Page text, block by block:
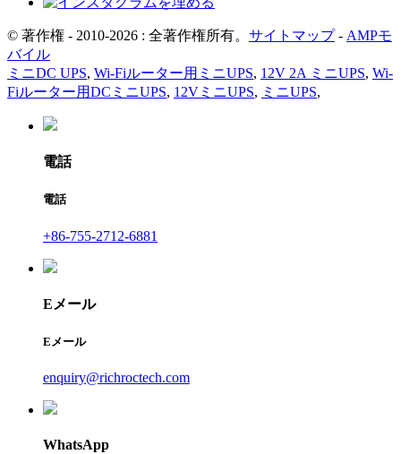
© 著作権 - 2010-2026 : 全著作権所有。 サイトマップ- AMPモ
バイル
ミニDC UPS, Wi-Fiルーター用ミニUPS, 12V 2A ミニUPS, Wi-
Fiルーター用DCミニUPS, 12VミニUPS, ミニUPS,
電話
電話
+86-755-2712-6881
Eメール
Eメール
enquiry@richroctech.com
WhatsApp